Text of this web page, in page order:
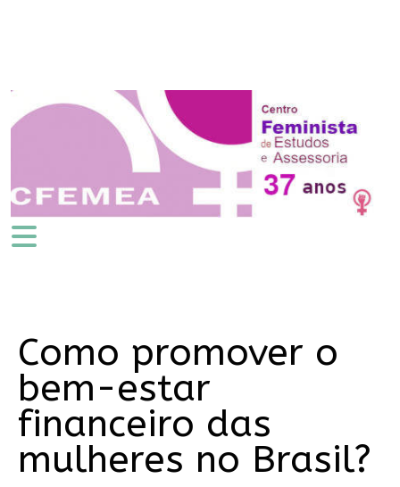
Como promover o
bem-estar
financeiro das
mulheres no Brasil?